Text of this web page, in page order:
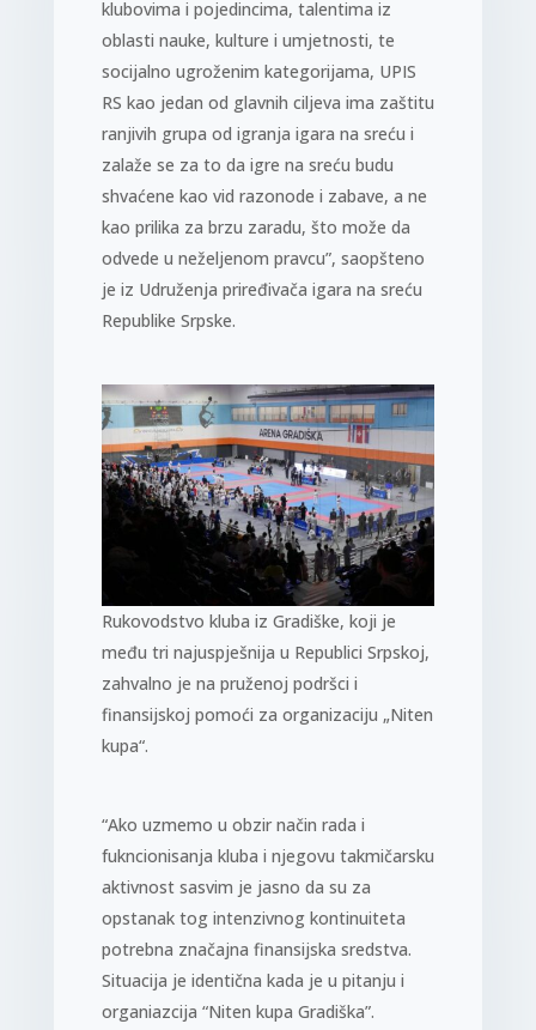
klubovima i pojedincima, talentima iz
oblasti nauke, kulture i umjetnosti, te
socijalno ugroženim kategorijama, UPIS
RS kao jedan od glavnih ciljeva ima zaštitu
ranjivih grupa od igranja igara na sreću i
zalaže se za to da igre na sreću budu
shvaćene kao vid razonode i zabave, a ne
kao prilika za brzu zaradu, što može da
odvede u neželjenom pravcu”, saopšteno
je iz Udruženja priređivača igara na sreću
Republike Srpske.
Rukovodstvo kluba iz Gradiške, koji je
među tri najuspješnija u Republici Srpskoj,
zahvalno je na pruženoj podršci i
finansijskoj pomoći za organizaciju „Niten
kupa“.
“Ako uzmemo u obzir način rada i
fukncionisanja kluba i njegovu takmičarsku
aktivnost sasvim je jasno da su za
opstanak tog intenzivnog kontinuiteta
potrebna značajna finansijska sredstva.
Situacija je identična kada je u pitanju i
organiazcija “Niten kupa Gradiška”.